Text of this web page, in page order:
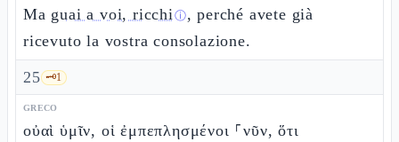
Ma guai a voi, ricchiⓘ, perché avete già
ricevuto la vostra consolazione.
25 🗝️1
GRECO
οὐαὶ ὑμῖν, οἱ ἐμπεπλησμένοι ⸀νῦν, ὅτι